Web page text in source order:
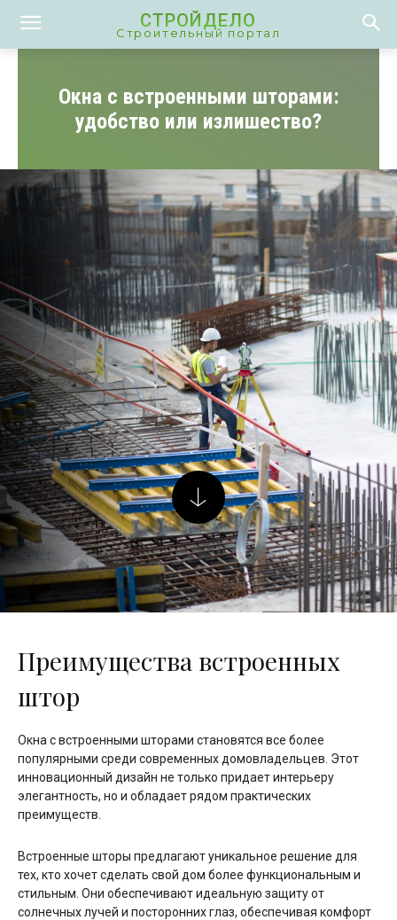
СТРОЙДЕЛО
Строительный портал
Окна с встроенными шторами:
удобство или излишество?
Преимущества встроенных
штор
Окна с встроенными шторами становятся все более
популярными среди современных домовладельцев. Этот
инновационный дизайн не только придает интерьеру
элегантность, но и обладает рядом практических
преимуществ.
Встроенные шторы предлагают уникальное решение для
тех, кто хочет сделать свой дом более функциональным и
стильным. Они обеспечивают идеальную защиту от
солнечных лучей и посторонних глаз, обеспечивая комфорт